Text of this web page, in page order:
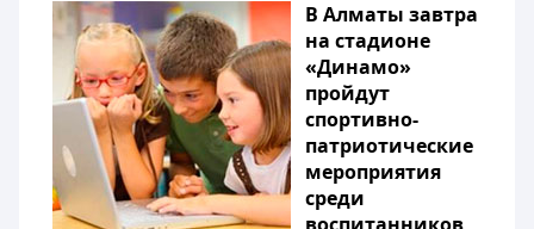
В Алматы завтра
на стадионе
«Динамо»
пройдут
спортивно-
патриотические
мероприятия
среди